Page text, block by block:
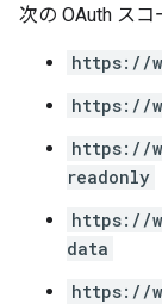
次の OAuth スコ
https://
https://
https://
readonly
https://
data
https://